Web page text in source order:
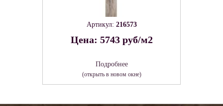
Артикул: 216573
Цена: 5743 руб/м2
Подробнее
(открыть в новом окне)